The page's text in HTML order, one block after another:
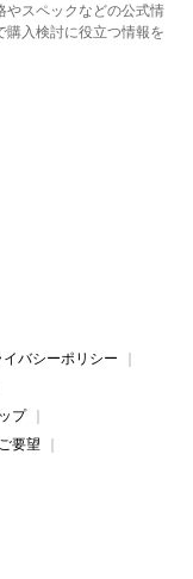
やスペックなどの公式情
購入検討に役立つ情報を
イバシーポリシー
プ
要望